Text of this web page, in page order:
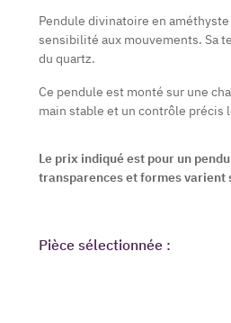
Pendule divinatoire en
sensibilité aux mouvements. Sa
du quartz.
Ce pendule est monté sur une
main stable et un contrôle précis
Le prix indiqué est pour un
transparences et formes varient
Pièce sélectionnée :